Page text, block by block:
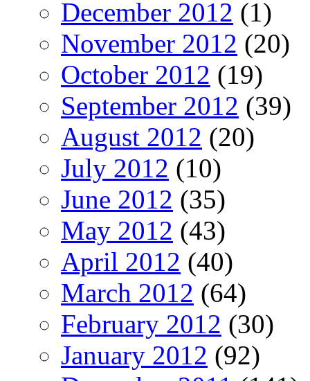
December 2012 (1)
November 2012 (20)
October 2012 (19)
September 2012 (39)
August 2012 (20)
July 2012 (10)
June 2012 (35)
May 2012 (43)
April 2012 (40)
March 2012 (64)
February 2012 (30)
January 2012 (92)